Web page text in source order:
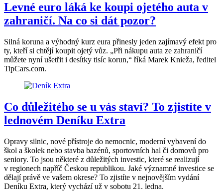
Levné euro láká ke koupi ojetého auta v
zahraničí. Na co si dát pozor?
Silná koruna a výhodný kurz eura přinesly jeden zajímavý efekt pro
ty, kteří si chtějí koupit ojetý vůz. „Při nákupu auta ze zahraničí
můžete nyní ušetřit i desítky tisíc korun,“ říká Marek Knieža, ředitel
TipCars.com.
Co důležitého se u vás staví? To zjistíte v
lednovém Deníku Extra
Opravy silnic, nové přístroje do nemocnic, moderní vybavení do
škol a školek nebo stavba bazénů, sportovních hal či domovů pro
seniory. To jsou některé z důležitých investic, které se realizují
v regionech napříč Českou republikou. Jaké významné investice se
dělají právě ve vašem okrese? To zjistíte v nejnovějším vydání
Deníku Extra, který vychází už v sobotu 21. ledna.